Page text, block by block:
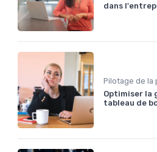
dans
Optimiser la
tableau de